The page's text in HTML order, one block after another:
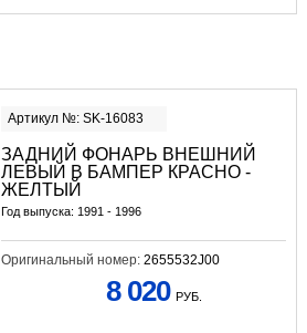
Артикул №: SK-16083
ЗАДНИЙ ФОНАРЬ ВНЕШНИЙ
ЛЕВЫЙ В БАМПЕР КРАСНО -
ЖЕЛТЫЙ
Год выпуска: 1991 - 1996
Оригинальный номер: 2655532J00
8 020 РУБ.